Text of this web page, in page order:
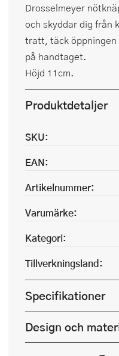
Drosselmeyer
och skyddar dig från
tratt, täck
på handtaget.
Höjd 11cm.
Produktdetaljer
SKU:
EAN:
Artikelnummer:
Varumärke:
Kategori:
Tillverkningsland:
Specifikationer
Design och